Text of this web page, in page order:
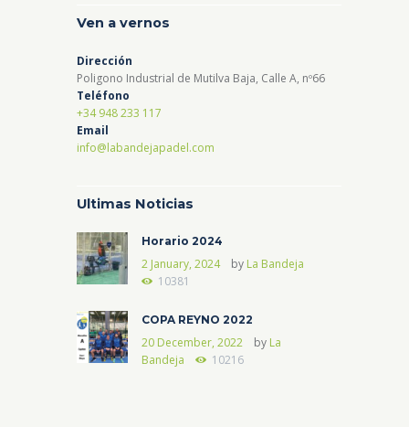
Ven a vernos
Dirección
Poligono Industrial de Mutilva Baja, Calle A, nº66
Teléfono
+34 948 233 117
Email
info@labandejapadel.com
Ultimas Noticias
Horario 2024
2 January, 2024 by La Bandeja
10381
COPA REYNO 2022
20 December, 2022 by La
Bandeja
10216